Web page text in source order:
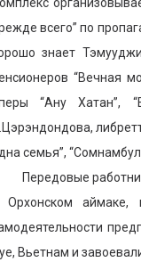
всего” по
знает
“Вечная
“Ану Хатан”,
семья”,
работники
Орхонском аймаке,
Вьетнам и